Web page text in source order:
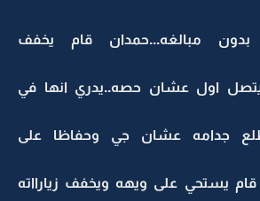
مبالغه...حمدان قام يخفف
يتصل اول عشان حصه..يدري انها في
جدامه عشان جي وحفاظا على
يستحي على ويهه ويخفف زيارااته